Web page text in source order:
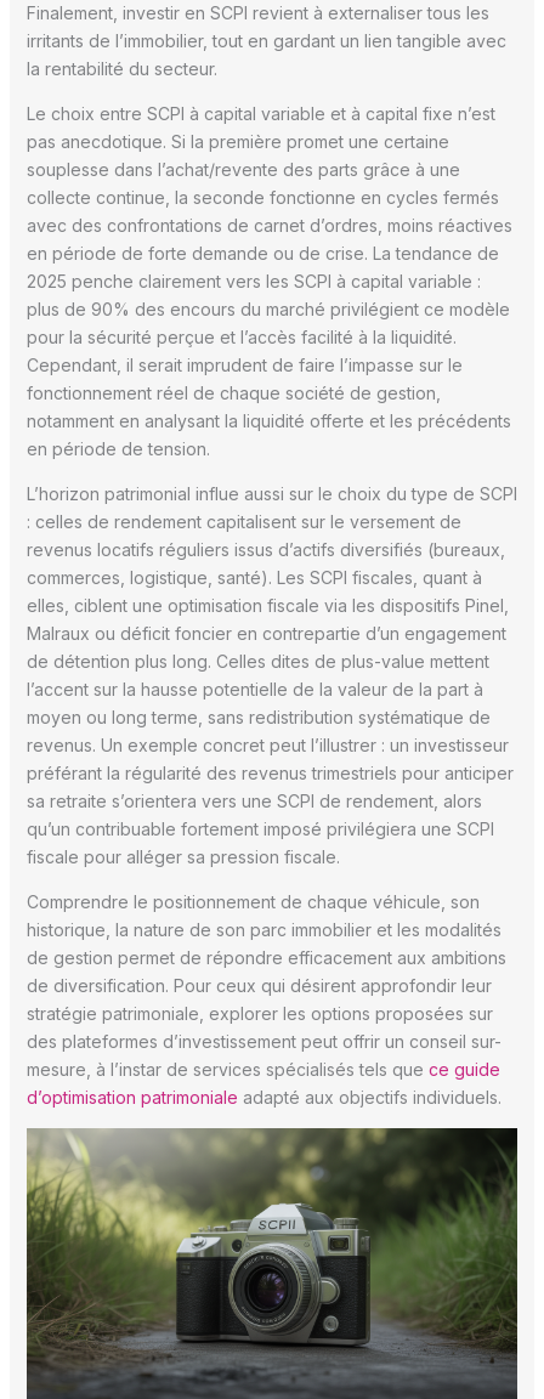
Finalement, investir en SCPI revient à externaliser tous les
irritants de l’immobilier, tout en gardant un lien tangible avec
la rentabilité du secteur.
Le choix entre SCPI à capital variable et à capital fixe n’est
pas anecdotique. Si la première promet une certaine
souplesse dans l’achat/revente des parts grâce à une
collecte continue, la seconde fonctionne en cycles fermés
avec des confrontations de carnet d’ordres, moins réactives
en période de forte demande ou de crise. La tendance de
2025 penche clairement vers les SCPI à capital variable :
plus de 90% des encours du marché privilégient ce modèle
pour la sécurité perçue et l’accès facilité à la liquidité.
Cependant, il serait imprudent de faire l’impasse sur le
fonctionnement réel de chaque société de gestion,
notamment en analysant la liquidité offerte et les précédents
en période de tension.
L’horizon patrimonial influe aussi sur le choix du type de SCPI
: celles de rendement capitalisent sur le versement de
revenus locatifs réguliers issus d’actifs diversifiés (bureaux,
commerces, logistique, santé). Les SCPI fiscales, quant à
elles, ciblent une optimisation fiscale via les dispositifs Pinel,
Malraux ou déficit foncier en contrepartie d’un engagement
de détention plus long. Celles dites de plus-value mettent
l’accent sur la hausse potentielle de la valeur de la part à
moyen ou long terme, sans redistribution systématique de
revenus. Un exemple concret peut l’illustrer : un investisseur
préférant la régularité des revenus trimestriels pour anticiper
sa retraite s’orientera vers une SCPI de rendement, alors
qu’un contribuable fortement imposé privilégiera une SCPI
fiscale pour alléger sa pression fiscale.
Comprendre le positionnement de chaque véhicule, son
historique, la nature de son parc immobilier et les modalités
de gestion permet de répondre efficacement aux ambitions
de diversification. Pour ceux qui désirent approfondir leur
stratégie patrimoniale, explorer les options proposées sur
des plateformes d’investissement peut offrir un conseil sur-
mesure, à l’instar de services spécialisés tels que ce guide
d’optimisation patrimoniale adapté aux objectifs individuels.